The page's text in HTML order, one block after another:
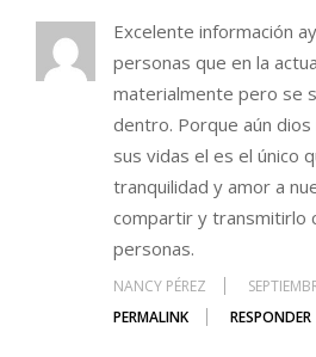
Excelente información
personas que en la
materialmente pero se
dentro. Porque aún
sus vidas el es el único
tranquilidad y amor a
compartir y transmitirlo
personas.
NANCY PÉREZ
PERMALINK
RESPONDER